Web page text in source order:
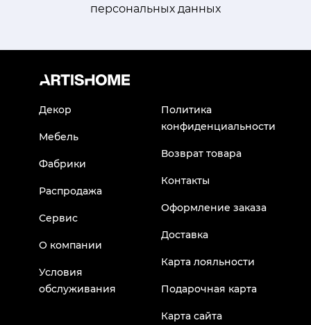
персональных данных
Декор
Мебель
Фабрики
Распродажа
Сервис
О компании
Условия
обслуживания
Политика
конфиденциальности
Возврат товара
Контакты
Оформление заказа
Доставка
Карта лояльности
Подарочная карта
Карта сайта